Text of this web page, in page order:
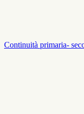
Continuità primaria-